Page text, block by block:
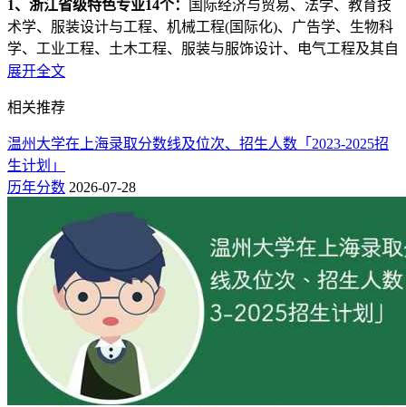
1、浙江省级特色专业14个：
国际经济与贸易、法学、教育技
术学、服装设计与工程、机械工程(国际化)、广告学、生物科
学、工业工程、土木工程、服装与服饰设计、电气工程及其自
动化、材料科学与工程、学前教育、数学与应用数学。
2、学科评估（第四轮）：
学）。
这些都是温州大学优势特色专业，是本校排名最好的专业，也
是志愿填报热门选择的专业，就业率高，薪资待遇前景都不
错！以下为
整理的温州大学专业排名榜，欢迎参考！
二：温州大学专业排名一览表（校友会
版）
温州大学王牌专业排名（研究型）：
名）、小学教育（全国第11名）、生物科学（全国第16名）、
化学（全国第19名）、汉语言文学（全国第28名）、网络工程
展开全文
相关推荐
温州大学在上海录取分数线及位次、招生人数「2023-2025招
生计划」
历年分数 2026-07-28